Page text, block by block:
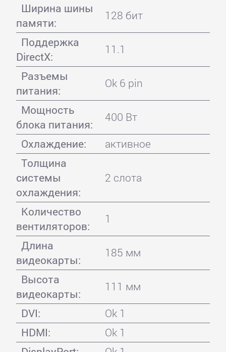
Ширина шины
памяти:
128 бит
Поддержка
DirectX:
11.1
Разъемы
питания:
Ok 6 pin
Мощность
блока питания:
400 Вт
Охлаждение:
активное
Толщина
системы
охлаждения:
2 слота
Количество
вентиляторов:
1
Длина
видеокарты:
185 мм
Высота
видеокарты:
111 мм
DVI:
Ok 1
HDMI:
Ok 1